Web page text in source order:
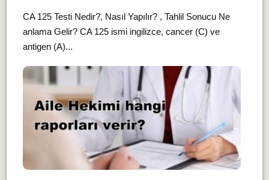
CA 125 Testi Nedir?, Nasıl Yapılır? , Tahlil Sonucu Ne
anlama Gelir? CA 125 ismi ingilizce, cancer (C) ve
antigen (A)...